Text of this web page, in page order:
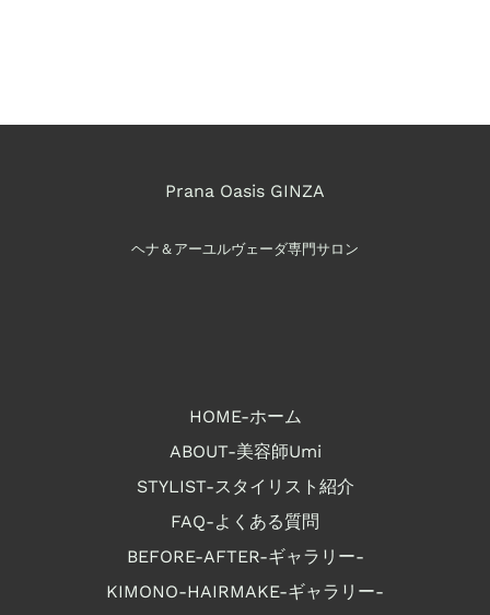
Prana Oasis GINZA
ヘナ＆アーユルヴェーダ専門サロン
HOME-ホーム
ABOUT-美容師Umi
STYLIST-スタイリスト紹介
FAQ-よくある質問
BEFORE-AFTER-ギャラリー-
KIMONO-HAIRMAKE-ギャラリー-